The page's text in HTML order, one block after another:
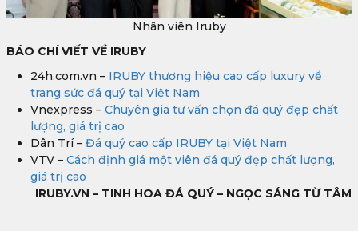
Nhân viên Iruby
BÁO CHÍ VIẾT VỀ IRUBY
24h.com.vn – IRUBY thương hiệu cao cấp luxury về
trang sức đá quý tại Việt Nam
Vnexpress – Chuyên gia tư vấn chọn đá quý đẹp chất
lượng, giá trị cao
Dân Trí – Đá quý cao cấp IRUBY tại Việt Nam
VTV – Cách định giá một viên đá quý đẹp chất lượng,
giá trị cao
IRUBY.VN – TINH HOA ĐÁ QUÝ – NGỌC SÁNG TỪ TÂM